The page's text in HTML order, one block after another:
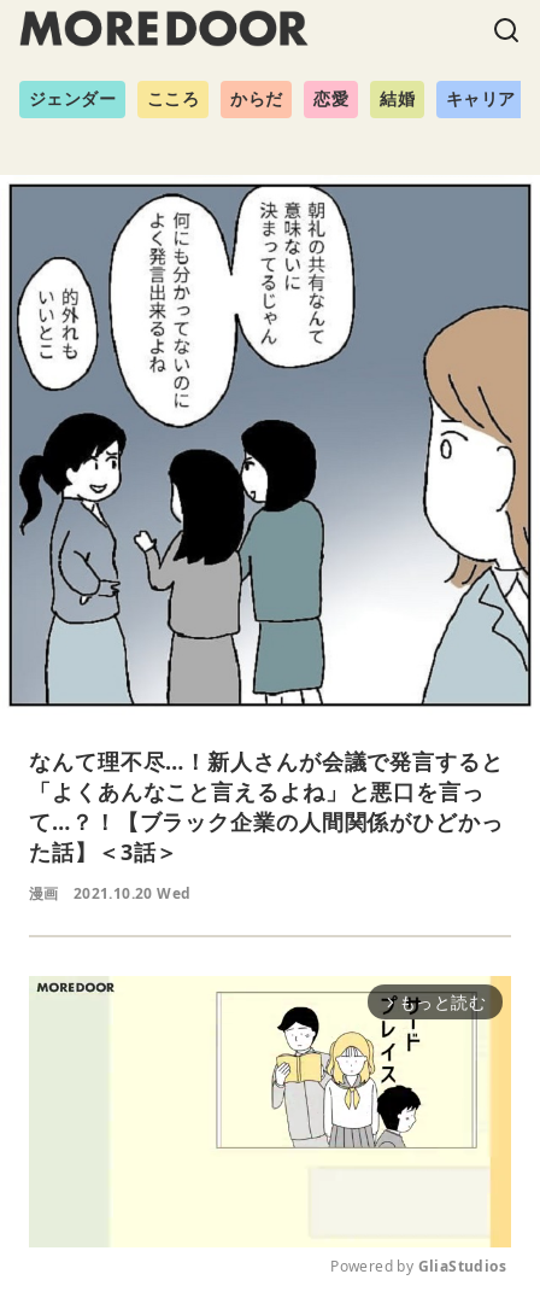
ジェンダー こころ からだ 恋愛 結婚 キャリア
なんて理不尽…！新人さんが会議で発言すると
「よくあんなこと言えるよね」と悪口を言っ
て…？！【ブラック企業の人間関係がひどかっ
た話】＜3話＞
漫画 2021.10.20 Wed
arrow_forward_ios もっと読む
Powered by GliaStudios